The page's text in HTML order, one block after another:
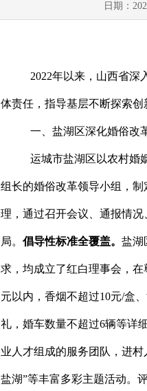
日期：
2022年以来，山西省深
体责任，指导基层不断探索
一、盐湖区深化婚俗改
运城市盐湖区以农村婚
组长的婚俗改革领导小组，
理，通过召开会议、通报情
局。 倡导性标准全覆盖。 盐湖
求，均成立了红白理事会，
元以内，香烟不超过10元/盒
礼，婚车数量不超过6辆等详
业人才组成的服务团队，进村
盐湖”等丰富多彩主题活动。